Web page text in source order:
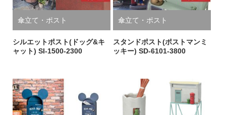
傘立て・ポスト
シルエットポスト(ドッグ&キ
ャット) SI-1500-2300
傘立て・ポスト
スタンドポスト(ポストマンミ
ッキー) SD-6101-3800